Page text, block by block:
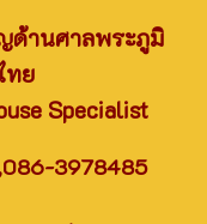
ด้านศาลพระภูมิ
ทย
Specialist
3978485